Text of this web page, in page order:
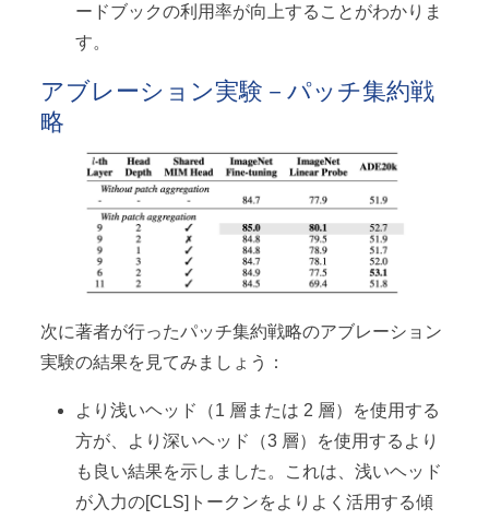
ードブックの利用率が向上することがわかりま
す。
アブレーション実験－パッチ集約戦
略
次に著者が行ったパッチ集約戦略のアブレーション
実験の結果を見てみましょう：
より浅いヘッド（1 層または 2 層）を使用する
方が、より深いヘッド（3 層）を使用するより
も良い結果を示しました。これは、浅いヘッド
が入力の[CLS]トークンをよりよく活用する傾